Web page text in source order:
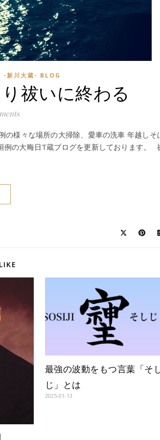
-新川大蔵- BLOG
祓いに終わる
の様々な場所の大掃除、愛車の洗車 年越しそ
の大晦日T蔵ブログを更新しております。
最強の波動をもつ言葉「そ
じ」とは
2025-01-13